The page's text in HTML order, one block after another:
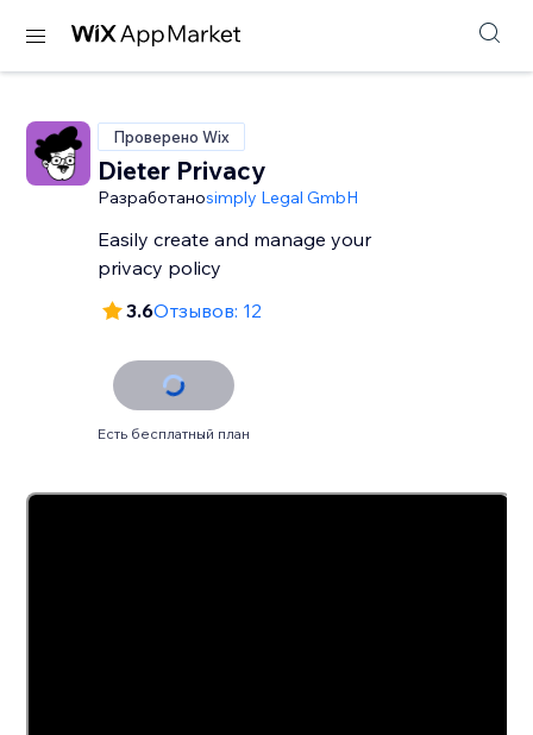
Проверено Wix
Dieter Privacy
Разработаноsimply Legal GmbH
Easily create and manage your
privacy policy
3.6Отзывов: 12
Есть бесплатный план